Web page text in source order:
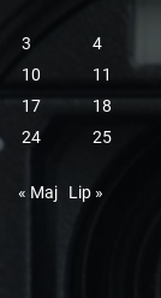
3
4
10
11
17
18
24
25
« Maj Lip »